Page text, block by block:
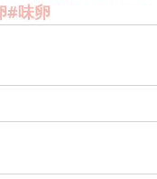
#味卵